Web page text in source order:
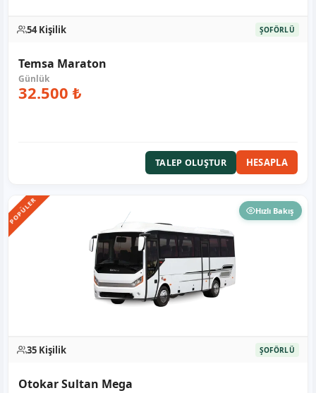
54 Kişilik ŞOFÖRLÜ
Temsa Maraton
32.500 ₺
TALEP OLUŞTUR HESAPLA
POPÜLER Hızlı Bakış
35 Kişilik ŞOFÖRLÜ
Otokar Sultan Mega